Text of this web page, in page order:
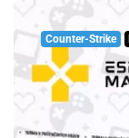
Counter-Strike